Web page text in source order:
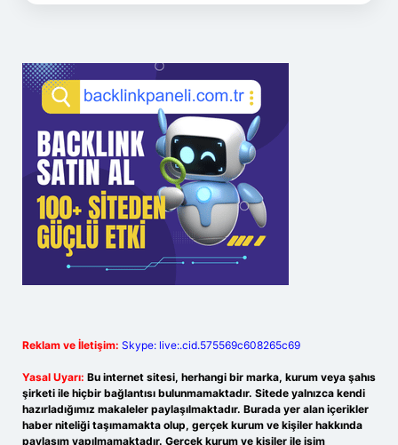
Reklam ve İletişim: Skype: live:.cid.575569c608265c69
Yasal Uyarı: Bu internet sitesi, herhangi bir marka, kurum veya şahıs
şirketi ile hiçbir bağlantısı bulunmamaktadır. Sitede yalnızca kendi
hazırladığımız makaleler paylaşılmaktadır. Burada yer alan içerikler
haber niteliği taşımamakta olup, gerçek kurum ve kişiler hakkında
paylaşım yapılmamaktadır. Gerçek kurum ve kişiler ile isim